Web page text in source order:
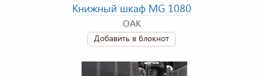
Книжный шкаф MG 1080
OAK
Добавить в блокнот